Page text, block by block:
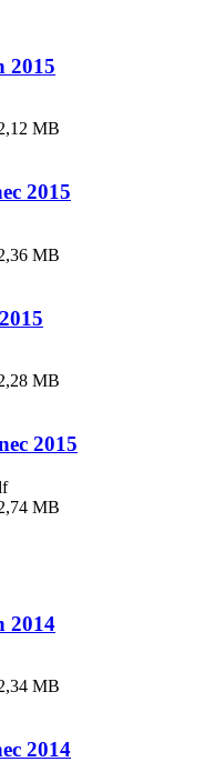
2015
MB
2015
MB
MB
2015
MB
2014
MB
2014